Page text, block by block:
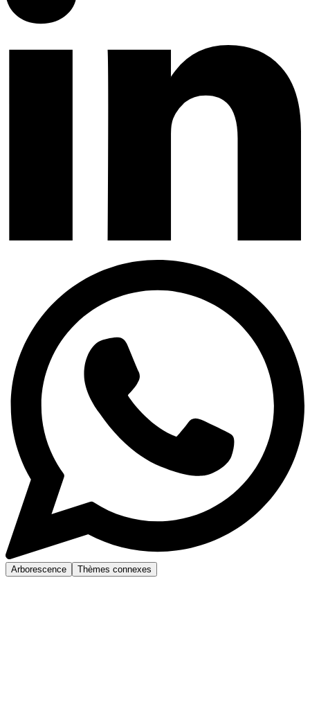
Arborescence Thèmes connexes